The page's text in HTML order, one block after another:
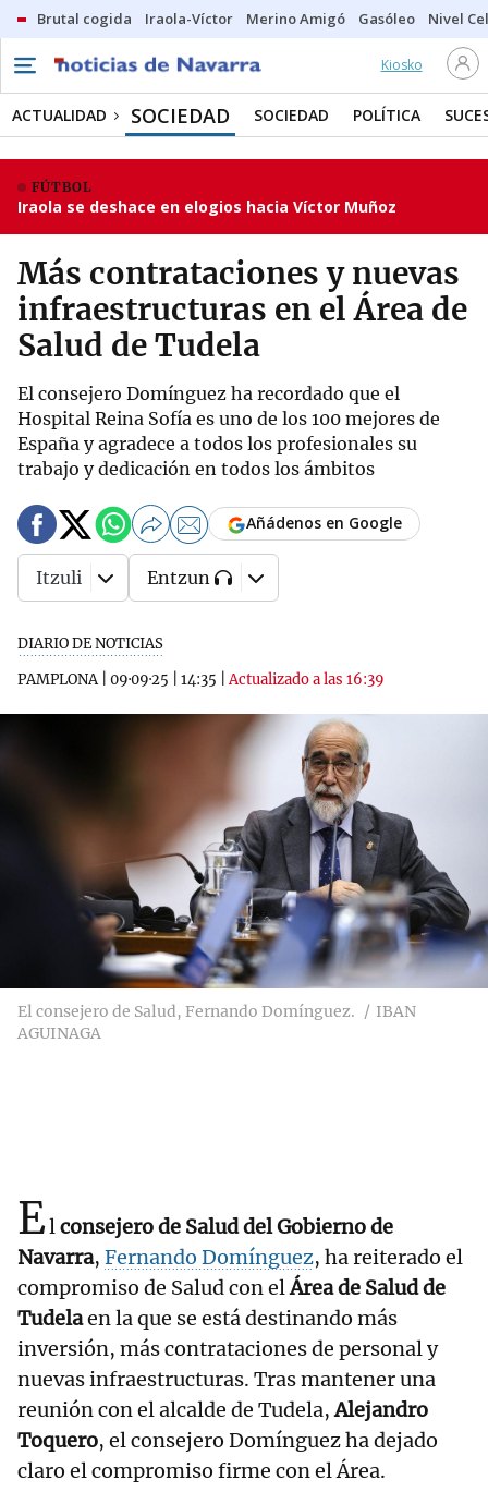
Brutal cogida Iraola-Víctor Merino Amigó Gasóleo Nivel
Kiosko
ACTUALIDAD SOCIEDAD SOCIEDAD POLÍTICA
FÚTBOL
Iraola se deshace en elogios hacia Víctor Muñoz
Más contrataciones y nuevas
infraestructuras en el Área de
Salud de Tudela
El consejero Domínguez ha recordado que el
Hospital Reina Sofía es uno de los 100 mejores de
España y agradece a todos los profesionales su
trabajo y dedicación en todos los ámbitos
DIARIO DE NOTICIAS
PAMPLONA| 09·09·25 14:35 |Actualizado a las 16:39
Añádenos en Google
Itzuli Entzun
El consejero de Salud, Fernando Domínguez.
IBAN
AGUINAGA
Elconsejero de Salud del Gobierno de
Navarra, Fernando Domínguez, ha reiterado el
compromiso de Salud con elÁrea de Salud de
Tudelaen la que se está destinando más
inversión, más contrataciones de personal y
nuevas infraestructuras. Tras mantener una
reunión con el alcalde de Tudela,Alejandro
Toquero, el consejero Domínguez ha dejado
claro el compromiso firme con el Área.